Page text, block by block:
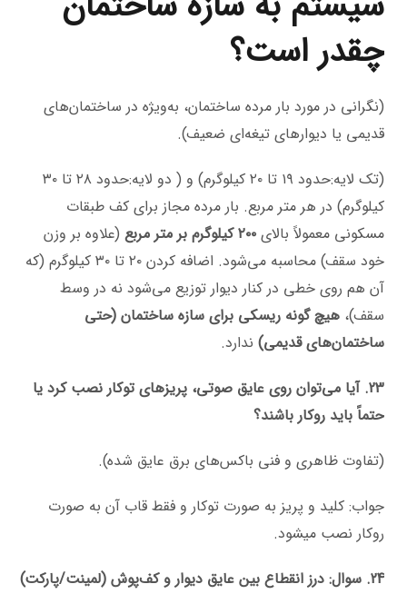
چقدر است؟
(نگرانی در مورد بار مرده ساختمان، به‌ویژه در ساختمان‌های
قدیمی یا دیوارهای تیغه‌ای ضعیف).
(تک لایه:حدود ۱۹ تا ۲۰ کیلوگرم) و ( دو لایه:حدود ۲۸ تا ۳۰
کیلوگرم) در هر متر مربع. بار مرده مجاز برای کف طبقات
مسکونی معمولاً بالای ۲۰۰ کیلوگرم بر متر مربع
(علاوه بر وزن
خود سقف) محاسبه می‌شود. اضافه کردن ۲۰ تا ۳۰ کیلوگرم (که
آن هم روی خطی در کنار دیوار توزیع می‌شود نه در وسط
سقف)، هیچ گونه ریسکی برای سازه ساختمان (حتی
ساختمان‌های قدیمی) ندارد.
23. آیا می‌توان روی عایق صوتی، پریزهای توکار نصب کرد یا
حتماً باید روکار باشند؟
(تفاوت ظاهری و فنی باکس‌های برق عایق شده).
جواب: کلید و پریز به صورت توکار و فقط قاب آن به صورت
روکار نصب میشود.
24. سوال: درز انقطاع بین عایق دیوار و کف‌پوش (لمینت/پارکت)